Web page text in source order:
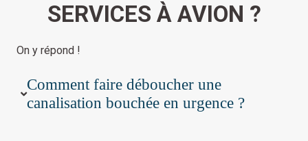
SERVICES À AVION ?
On y répond !
Comment faire déboucher une
canalisation bouchée en urgence ?